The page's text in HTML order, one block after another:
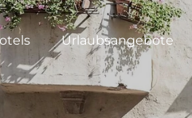
Urlaubsangebote